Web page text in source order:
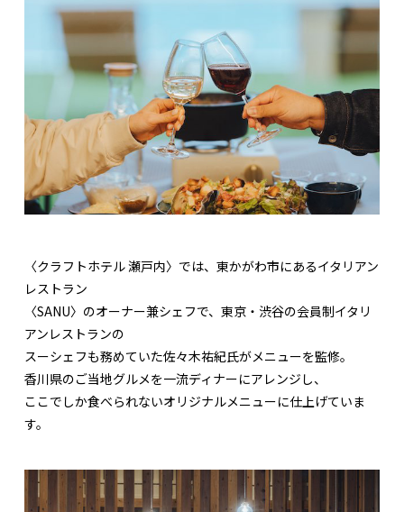
〈クラフトホテル 瀬戸内〉では、東かがわ市にあるイタリアン
レストラン
〈SANU〉のオーナー兼シェフで、東京・渋谷の会員制イタリ
アンレストランの
スーシェフも務めていた佐々木祐紀氏がメニューを監修。
香川県のご当地グルメを一流ディナーにアレンジし、
ここでしか食べられないオリジナルメニューに仕上げていま
す。